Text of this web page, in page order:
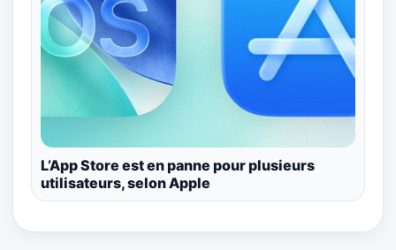
L’App Store est en panne pour plusieurs
utilisateurs, selon Apple